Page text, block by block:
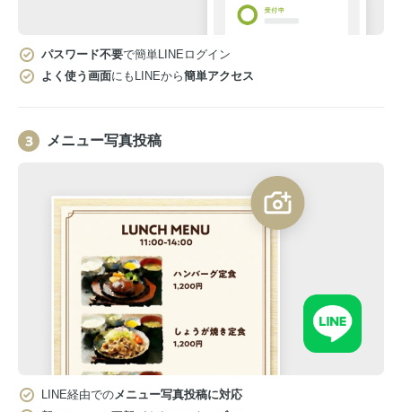
パスワード不要で簡単LINEログイン
よく使う画面にもLINEから簡単アクセス
メニュー写真投稿
LINE経由でのメニュー写真投稿に対応